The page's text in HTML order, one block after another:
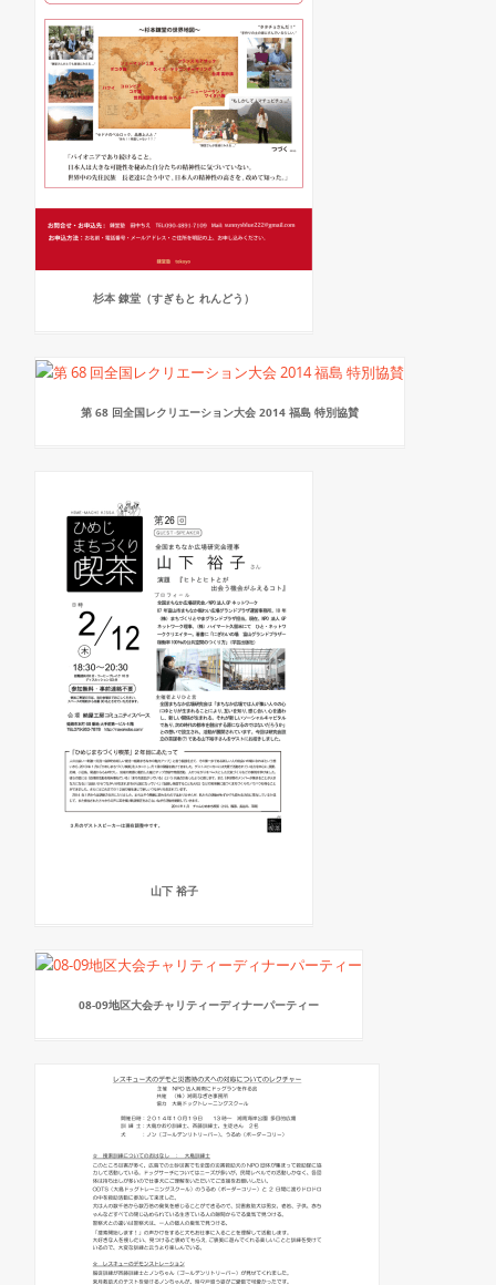
杉本 錬堂（すぎもと れんどう）
第 68 回全国レクリエーション大会 2014 福島 特別協賛
山下 裕子
08-09地区大会チャリティーディナーパーティー